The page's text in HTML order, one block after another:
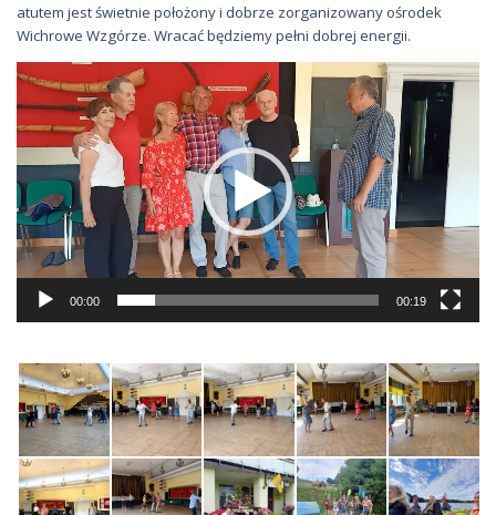
atutem jest świetnie położony i dobrze zorganizowany ośrodek
Wichrowe Wzgórze. Wracać będziemy pełni dobrej energii.
Odtwarzacz
video
00:00 00:19